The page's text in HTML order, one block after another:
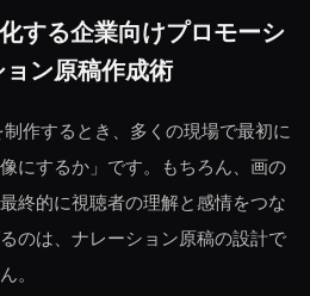
する企業向けプロモーシ
ョン原稿作成術
作するとき、多くの現場で最初に
にするか」です。もちろん、画の
終的に視聴者の理解と感情をつな
のは、ナレーション原稿の設計で
。